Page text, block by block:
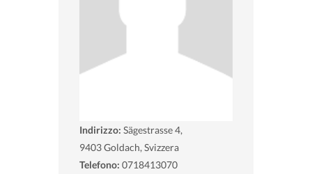
Indirizzo: Sägestrasse 4,
9403Goldach, Svizzera
Telefono: 0718413070